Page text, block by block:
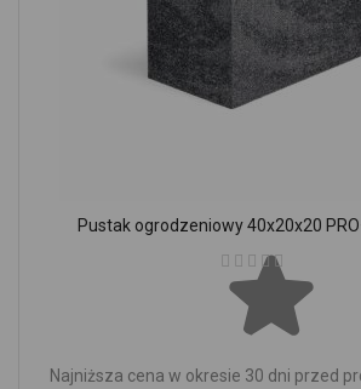
Pustak ogrodzeniowy 40x20x20
Ocena:
Najniższa cena w okresie 30 dni przed